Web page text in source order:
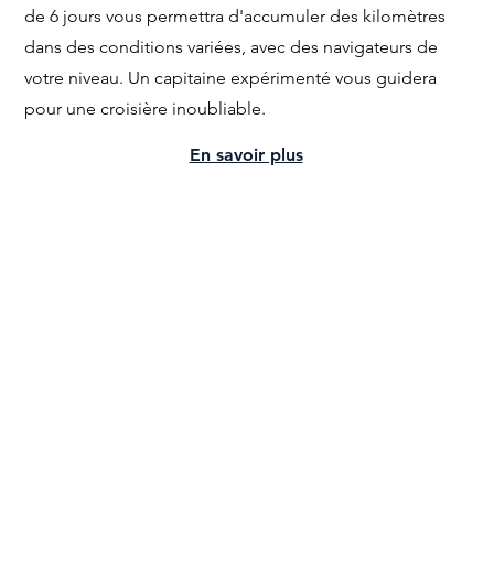
de 6 jours vous permettra d'accumuler des kilomètres
dans des conditions variées, avec des navigateurs de
votre niveau. Un capitaine expérimenté vous guidera
pour une croisière inoubliable.
En savoir plus